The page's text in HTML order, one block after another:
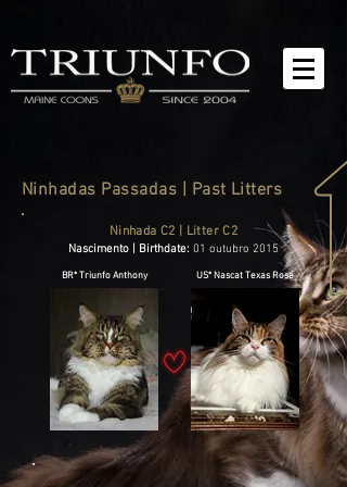
Nascimento | Birthdate: 01 outubro 2015
Ninhada C2 | Litter C2
BR* Triunfo Anthony US* Nascat Texas Rose
BR* Triunfo Carolina Herrera
Ninhadas Passadas | Past Litters